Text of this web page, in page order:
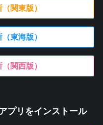
関東版）
東海版）
関西版）
プリをインストール